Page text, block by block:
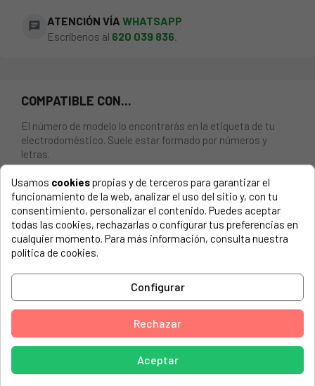
chat ATENCIÓN VÍA WHATSAPP
Escríbenos al 620 039 836.
COMPATIBLE CON...
El número de modelo lo encontrarás en la etiqueta de tu
electrodoméstico. Suele estar formado por números y
letras.
Mando temporizador horno microondas Fagor YY72X0192
CODIGEL, ER932929470413
FAGOR, M17GX
FAGOR, MW3-175GX
Usamos cookiespropias y de terceros para garantizar el
funcionamiento de la web, analizar el uso del sitio y, con tu
consentimiento, personalizar el contenido. Puedes aceptar
todas las cookies, rechazarlas o configurar tus preferencias en
cualquier momento. Para más información, consulta nuestra
política de cookies.
Configurar
Rechazar
Aceptar